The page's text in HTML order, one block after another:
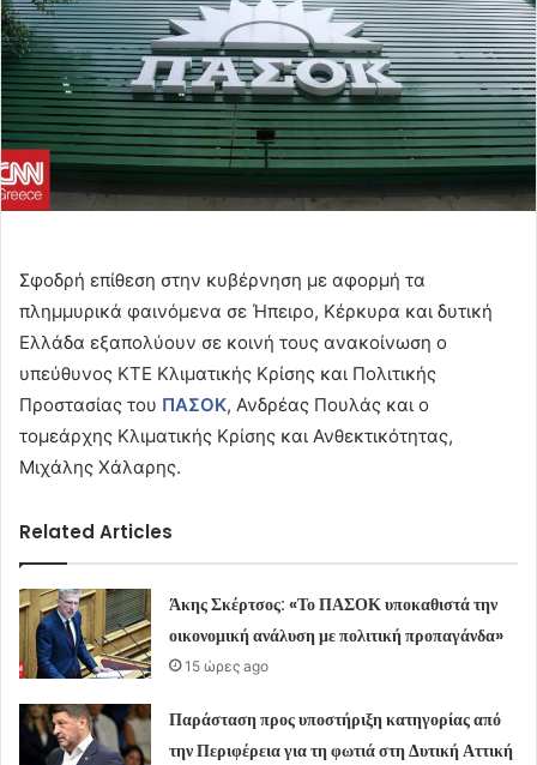
Σφοδρή επίθεση στην κυβέρνηση με αφορμή τα
πλημμυρικά φαινόμενα σε Ήπειρο, Κέρκυρα και δυτική
Ελλάδα εξαπολύουν σε κοινή τους ανακοίνωση ο
υπεύθυνος ΚΤΕ Κλιματικής Κρίσης και Πολιτικής
Προστασίας του ΠΑΣΟΚ, Ανδρέας Πουλάς και ο
τομεάρχης Κλιματικής Κρίσης και Ανθεκτικότητας,
Μιχάλης Χάλαρης.
Related Articles
Άκης Σκέρτσος: «Το ΠΑΣΟΚ υποκαθιστά την
οικονομική ανάλυση με πολιτική προπαγάνδα»
15 ώρες ago
Παράσταση προς υποστήριξη κατηγορίας από
την Περιφέρεια για τη φωτιά στη Δυτική Αττική